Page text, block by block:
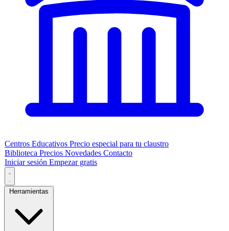
Centros Educativos Precio especial para tu claustro
Biblioteca Precios Novedades Contacto
Iniciar sesión Empezar gratis